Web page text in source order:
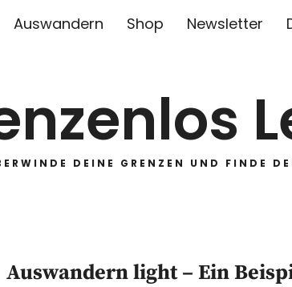
Auswandern Shop Newsletter
DEINE GRENZEN UND FINDE
Auswandern light – Ein